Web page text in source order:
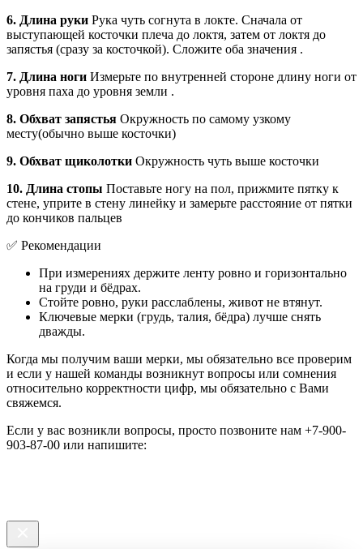
6. Длина руки Рука чуть согнута в локте. Сначала от
выступающей косточки плеча до локтя, затем от локтя до
запястья (сразу за косточкой). Сложите оба значения .
7. Длина ноги Измерьте по внутренней стороне длину ноги от
уровня паха до уровня земли .
8. Обхват запястья Окружность по самому узкому
месту(обычно выше косточки)
9. Обхват щиколотки Окружность чуть выше косточки
10. Длина стопы Поставьте ногу на пол, прижмите пятку к
стене, уприте в стену линейку и замерьте расстояние от пятки
до кончиков пальцев
✅ Рекомендации
При измерениях держите ленту ровно и горизонтально
на груди и бёдрах.
Стойте ровно, руки расслаблены, живот не втянут.
Ключевые мерки (грудь, талия, бёдра) лучше снять
дважды.
Когда мы получим ваши мерки, мы обязательно все проверим
и если у нашей команды возникнут вопросы или сомнения
относительно корректности цифр, мы обязательно с Вами
свяжемся.
Если у вас возникли вопросы, просто позвоните нам +7-900-
903-87-00 или напишите: